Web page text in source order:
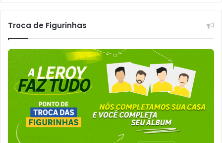
Troca de Figurinhas